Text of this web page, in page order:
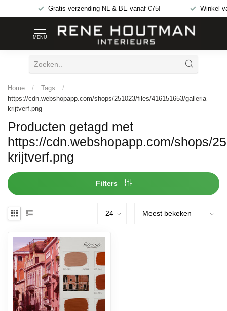
Gratis verzending NL & BE vanaf €75! Winkel
MENU
Home / Tags
/
https://cdn.webshopapp.com/shops/251023/files/416151653/galleria-
krijtverf.png
Producten getagd met
https://cdn.webshopapp.com/shops/
krijtverf.png
Filters